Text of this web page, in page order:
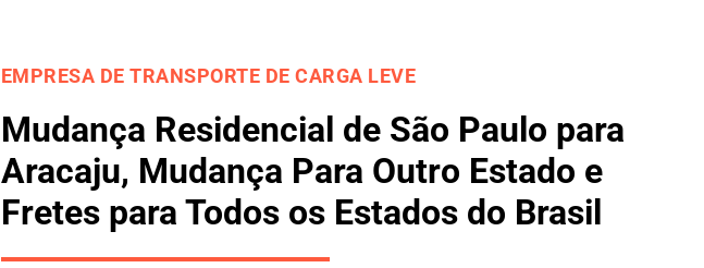
EMPRESA DE TRANSPORTE DE CARGA LEVE
Mudança Residencial de São Paulo para
Aracaju, Mudança Para Outro Estado e
Fretes para Todos os Estados do Brasil